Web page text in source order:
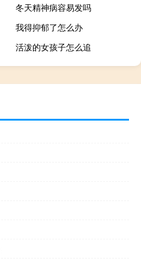
冬天精神病容易发吗
我得抑郁了怎么办
活泼的女孩子怎么追